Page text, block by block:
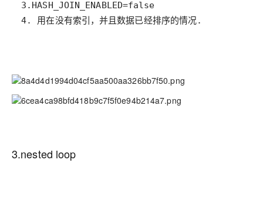
3.nested loop